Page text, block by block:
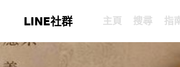
LINE社群 主頁 搜尋 指